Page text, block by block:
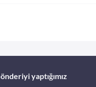
yaptığımız